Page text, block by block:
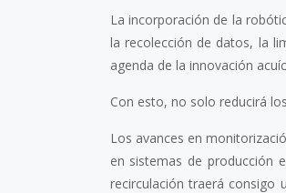
La incorporación de la
la recolección de datos, la
agenda de la innovación
Con esto, no solo reducirá
Los avances en
en sistemas de producción
recirculación traerá consigo